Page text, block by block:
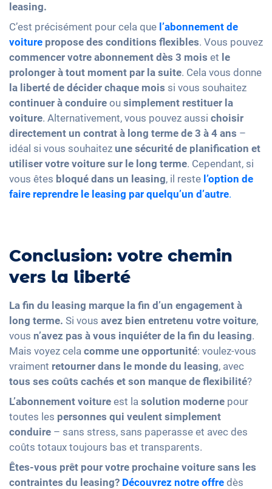
leasing.
C’est précisément pour cela que l’abonnement de
voiture propose des conditions flexibles. Vous pouvez
commencer votre abonnement dès 3 mois et le
prolonger à tout moment par la suite. Cela vous donne
la liberté de décider chaque mois si vous souhaitez
continuer à conduire ou simplement restituer la
voiture. Alternativement, vous pouvez aussi choisir
directement un contrat à long terme de 3 à 4 ans –
idéal si vous souhaitez une sécurité de planification et
utiliser votre voiture sur le long terme. Cependant, si
vous êtes bloqué dans un leasing, il reste l’option de
faire reprendre le leasing par quelqu’un d’autre.
Conclusion: votre chemin
vers la liberté
La fin du leasing marque la fin d’un engagement à
long terme. Si vous avez bien entretenu votre voiture,
vous n’avez pas à vous inquiéter de la fin du leasing.
Mais voyez cela comme une opportunité: voulez-vous
vraiment retourner dans le monde du leasing, avec
tous ses coûts cachés et son manque de flexibilité?
L’abonnement voiture est la solution moderne pour
toutes les personnes qui veulent simplement
conduire – sans stress, sans paperasse et avec des
coûts totaux toujours bas et transparents.
Êtes-vous prêt pour votre prochaine voiture sans les
contraintes du leasing? Découvrez notre offre dès